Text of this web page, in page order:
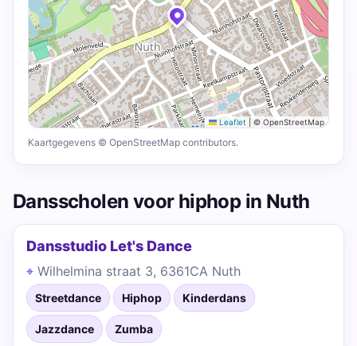
Leaflet © OpenStreetMap
Kaartgegevens © OpenStreetMap contributors.
Dansscholen voor hiphop in Nuth
Dansstudio Let's Dance
Wilhelmina straat 3, 6361CA Nuth
Streetdance Hiphop Kinderdans
Jazzdance Zumba